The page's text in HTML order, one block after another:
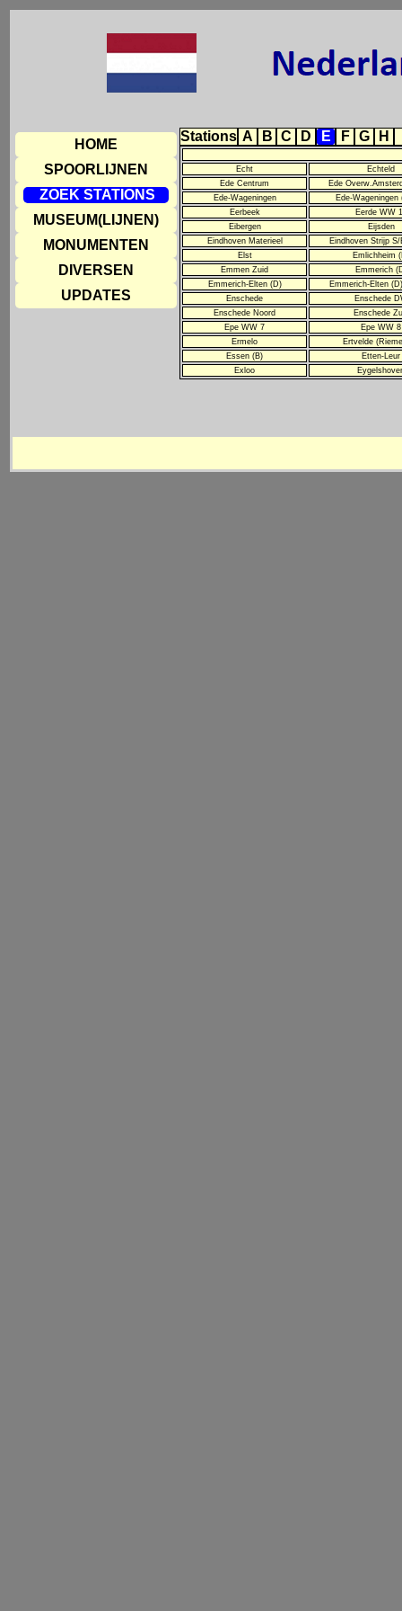
HOME
SPOORLIJNEN
ZOEK STATIONS
MUSEUM(LIJNEN)
MONUMENTEN
DIVERSEN
UPDATES
Stations A B C D E F G H
Echt
Echteld
Ede Centrum
Ede
Ede-Wageningen
Ede-Wageningen
Eerbeek
Eerde WW
Eibergen
Eijsden
Eindhoven Materieel
Eindhoven Strijp
Elst
Emlichheim
Emmen Zuid
Emmerich
Emmerich-Elten (D)
Emmerich-Elten
Enschede
Enschede
Enschede Noord
Enschede
Epe WW 7
Epe WW 8
Ermelo
Ertvelde
Essen (B)
Etten-Leur
Exloo